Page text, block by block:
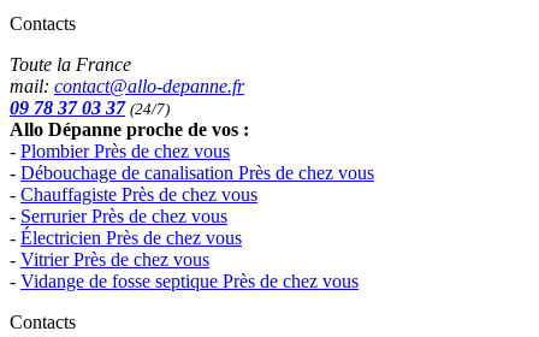
Contacts
Toute la France
mail: contact@allo-depanne.fr
09 78 37 03 37 (24/7)
Allo Dépanne proche de vos :
- Plombier Près de chez vous
- Débouchage de canalisation Près de chez vous
- Chauffagiste Près de chez vous
- Serrurier Près de chez vous
- Électricien Près de chez vous
- Vitrier Près de chez vous
- Vidange de fosse septique Près de chez vous
Contacts